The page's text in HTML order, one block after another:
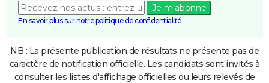
Je m'abonne
En savoir plus sur notre politique de confidentialité
NB : La présente publication de résultats ne présente pas de
caractère de notification officielle. Les candidats sont invités à
consulter les listes d'affichage officielles ou leurs relevés de